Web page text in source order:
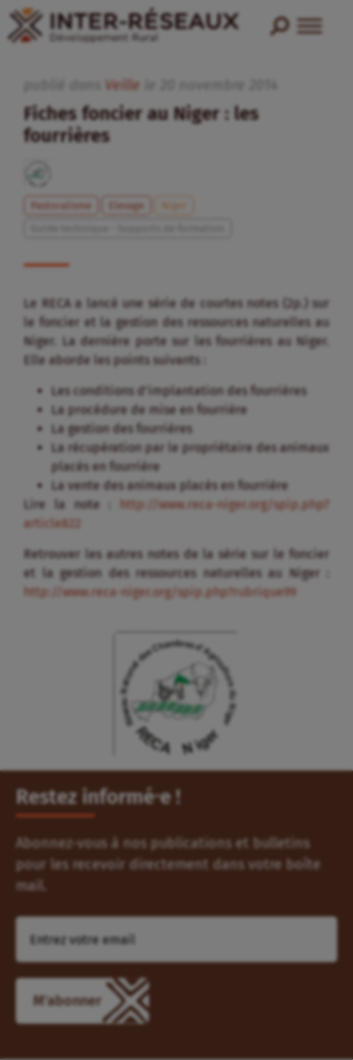
Veille
Fiches foncier au Niger : les
fourrières
Pastoralisme Elevage
Niger
Le RECA a lancé une série de courtes notes (2p.) sur
le foncier et la gestion des ressources naturelles au
Niger. La dernière porte sur les fourrières au Niger.
Elle aborde les points suivants :
Les conditions d’implantation des fourrières
La procédure de mise en fourrière
La gestion des fourrières
La récupération par le propriétaire des animaux
placés en fourrière
La vente des animaux placés en fourrière
Lire la note :
http://www.reca-niger.org/spip.php?
article822
Retrouver les autres notes de la série sur le foncier
et la gestion des ressources naturelles au Niger :
http://www.reca-niger.org/spip.php?rubrique99
Restez informé⸱e !
Abonnez-vous à nos publications et bulletins
pour les recevoir directement dans votre boîte
mail.
M'abonner